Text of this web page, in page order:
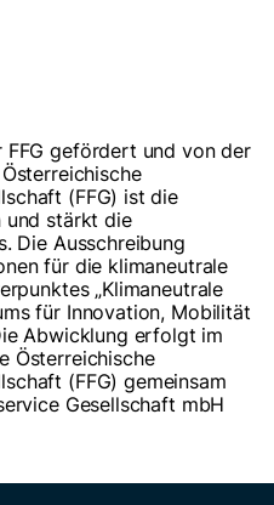
gefördert und von der
(FFG) ist die
und stärkt die
Die Ausschreibung
für die klimaneutrale
„Klimaneutrale
für Innovation, Mobilität
Abwicklung erfolgt im
Österreichische
(FFG) gemeinsam
Gesellschaft mbH